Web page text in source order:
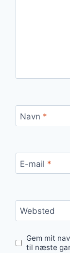
Navn *
E-mail *
Websted
Gem mit
til næste